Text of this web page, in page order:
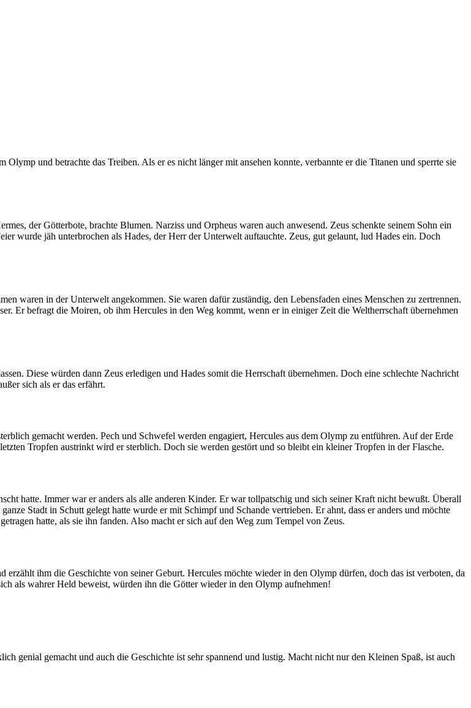
und betrachte das Treiben. Als er es nicht länger mit ansehen konnte, verbannte er die Titanen und sperrte sie
der Götterbote, brachte Blumen. Narziss und Orpheus waren auch anwesend. Zeus schenkte seinem Sohn ein
wurde jäh unterbrochen als Hades, der Herr der Unterwelt auftauchte. Zeus, gut gelaunt, lud Hades ein. Doch
waren in der Unterwelt angekommen. Sie waren dafür zuständig, den Lebensfaden eines Menschen zu zertrennen.
Er befragt die Moiren, ob ihm Hercules in den Weg kommt, wenn er in einiger Zeit die Weltherrschaft übernehmen
Diese würden dann Zeus erledigen und Hades somit die Herrschaft übernehmen. Doch eine schlechte Nachricht
sich als er das erfährt.
gemacht werden. Pech und Schwefel werden engagiert, Hercules aus dem Olymp zu entführen. Auf der Erde
Tropfen austrinkt wird er sterblich. Doch sie werden gestört und so bleibt ein kleiner Tropfen in der Flasche.
hatte. Immer war er anders als alle anderen Kinder. Er war tollpatschig und sich seiner Kraft nicht bewußt. Überall
Stadt in Schutt gelegt hatte wurde er mit Schimpf und Schande vertrieben. Er ahnt, dass er anders und möchte
hatte, als sie ihn fanden. Also macht er sich auf den Weg zum Tempel von Zeus.
ihm die Geschichte von seiner Geburt. Hercules möchte wieder in den Olymp dürfen, doch das ist verboten, da
als wahrer Held beweist, würden ihn die Götter wieder in den Olymp aufnehmen!
genial gemacht und auch die Geschichte ist sehr spannend und lustig. Macht nicht nur den Kleinen Spaß, ist auch